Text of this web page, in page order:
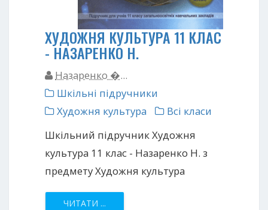
ХУДОЖНЯ КУЛЬТУРА 11 КЛАС
- НАЗАРЕНКО Н.
Назаренко �...
Шкільні підручники
Художня культура
Всі класи
Шкільний підручник Художня
культура 11 клас - Назаренко Н. з
предмету Художня культура
ЧИТАТИ ...